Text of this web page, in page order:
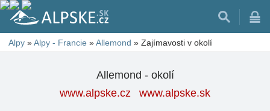
Alpy »Alpy - Francie »Allemond » Zajímavosti v okolí
Allemond - okolí
www.alpske.cz
www.alpske.sk